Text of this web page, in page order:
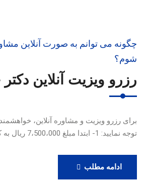
چگونه می توانم به صورت آنلاین
شوم؟
رزرو ویزیت آنلاین
برای رزرو ویزیت و مشاوره آنلاین،
توجه نمایید: 1- ابتدا مبلغ 7،500،000 ریال به کارت…
ادامه مطلبرزرو
ویزیت